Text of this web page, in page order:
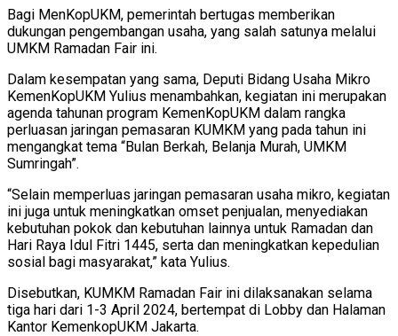
Bagi MenKopUKM, pemerintah bertugas memberikan
dukungan pengembangan usaha, yang salah satunya melalui
UMKM Ramadan Fair ini.
Dalam kesempatan yang sama, Deputi Bidang Usaha Mikro
KemenKopUKM Yulius menambahkan, kegiatan ini merupakan
agenda tahunan program KemenKopUKM dalam rangka
perluasan jaringan pemasaran KUMKM yang pada tahun ini
mengangkat tema “Bulan Berkah, Belanja Murah, UMKM
Sumringah”.
“Selain memperluas jaringan pemasaran usaha mikro, kegiatan
ini juga untuk meningkatkan omset penjualan, menyediakan
kebutuhan pokok dan kebutuhan lainnya untuk Ramadan dan
Hari Raya Idul Fitri 1445, serta dan meningkatkan kepedulian
sosial bagi masyarakat,” kata Yulius.
Disebutkan, KUMKM Ramadan Fair ini dilaksanakan selama
tiga hari dari 1-3 April 2024, bertempat di Lobby dan Halaman
Kantor KemenkopUKM Jakarta.